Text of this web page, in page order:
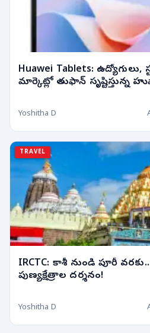
Huawei Tablets: ఉద్యోగులు,
మార్కెట్లో తుఫాన్ సృష్టిస్తున్న
Yoshitha D
TRAVEL
IRCTC: కాశీ నుండి పూరీ
పుణ్యక్షేత్రాల దర్శనం!
Yoshitha D